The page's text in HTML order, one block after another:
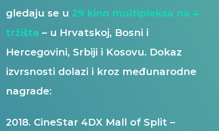
gledaju se u 29 kino multipleksa na 4
tržišta – u Hrvatskoj, Bosni i
Hercegovini, Srbiji i Kosovu. Dokaz
izvrsnosti dolazi i kroz međunarodne
nagrade:
2018. CineStar 4DX Mall of Split –